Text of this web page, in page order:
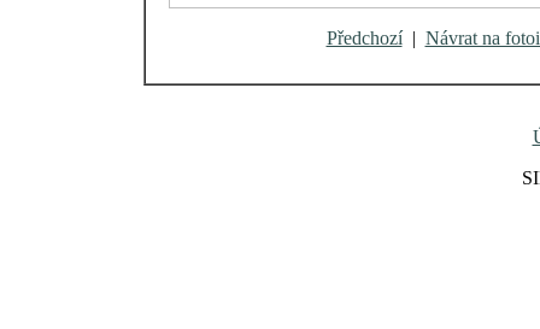
Předchozí| Návrat na